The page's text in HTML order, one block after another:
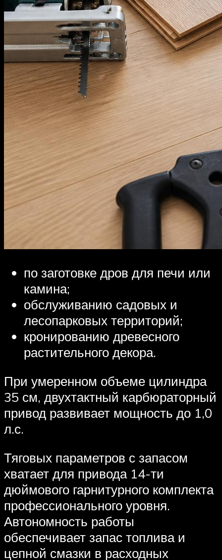
по заготовке дров для печи или
камина;
обслуживанию садовых и
лесопарковых территорий;
кронированию древесного
растительного декора.
При умеренном объеме цилиндра
35 см, двухтактный карбюраторный
привод развивает мощность до 1,0
л.с.
Тяговых параметров с запасом
хватает для привода 14-ти
дюймового гарнитурного комплекта
профессионального уровня.
Автономность работы
обеспечивает запас топлива и
цепной смазки в расходных